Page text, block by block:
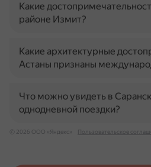
Какие
районе Измит?
Какие архитектурные
Астаны признаны
Что можно увидеть в
однодневной поездки?
© 2026 ООО «Яндекс» Пользовательское